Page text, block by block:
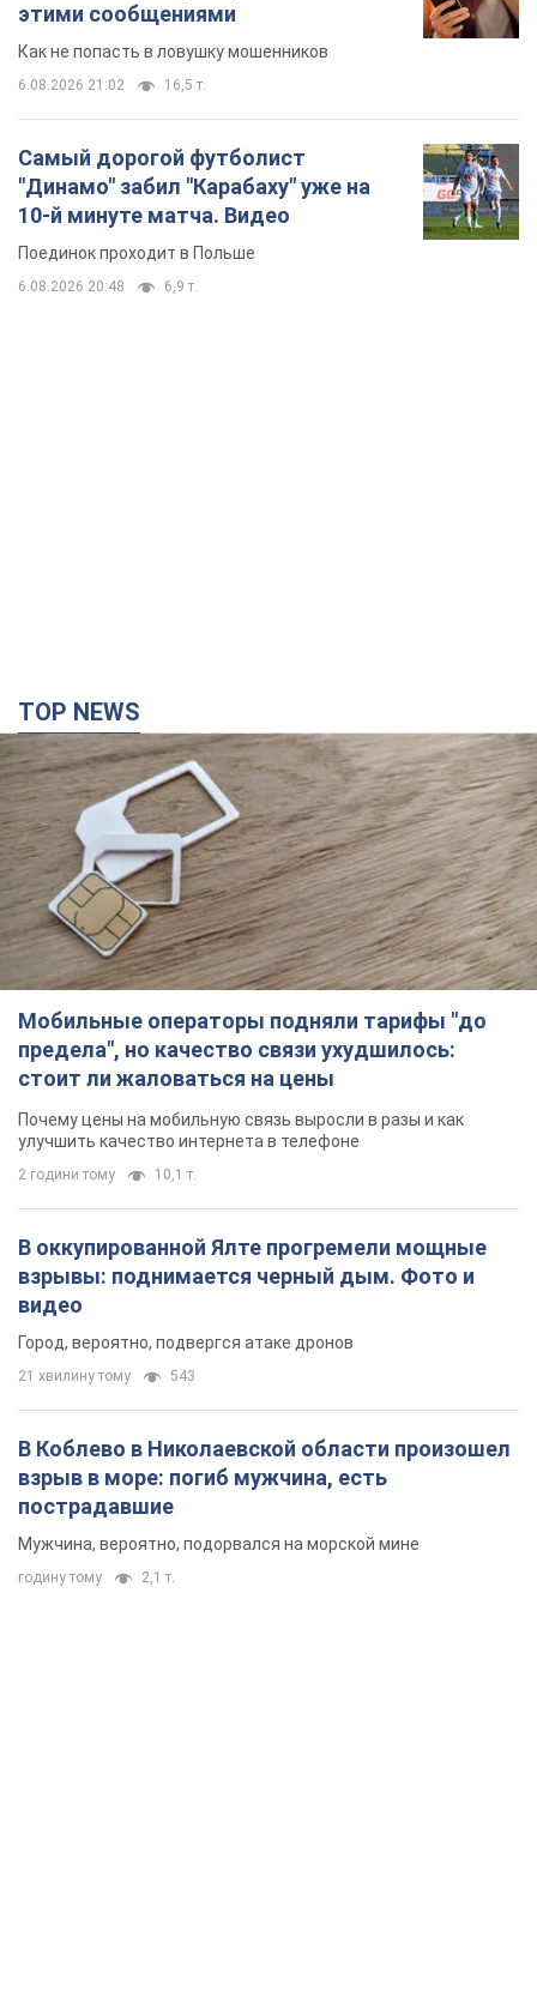
этими сообщениями
Как не попасть в ловушку мошенников
6.08.2026 21:02 16,5 т.
Самый дорогой футболист
"Динамо" забил "Карабаху" уже на
10-й минуте матча. Видео
Поединок проходит в Польше
6.08.2026 20:48 6,9 т.
TOP NEWS
Мобильные операторы подняли тарифы "до
предела", но качество связи ухудшилось:
стоит ли жаловаться на цены
Почему цены на мобильную связь выросли в разы и как
улучшить качество интернета в телефоне
2 години тому 10,1 т.
В оккупированной Ялте прогремели мощные
взрывы: поднимается черный дым. Фото и
видео
Город, вероятно, подвергся атаке дронов
21 хвилину тому 543
В Коблево в Николаевской области произошел
взрыв в море: погиб мужчина, есть
пострадавшие
Мужчина, вероятно, подорвался на морской мине
годину тому 2,1 т.